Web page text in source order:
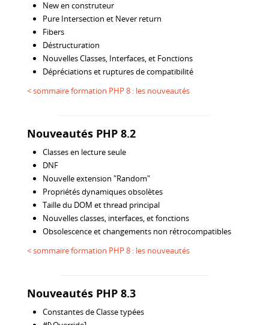
New en construteur
Pure Intersection et Never return
Fibers
Déstructuration
Nouvelles Classes, Interfaces, et Fonctions
Dépréciations et ruptures de compatibilité
< sommaire formation PHP 8 : les nouveautés
Nouveautés PHP 8.2
Classes en lecture seule
DNF
Nouvelle extension "Random"
Propriétés dynamiques obsolètes
Taille du DOM et thread principal
Nouvelles classes, interfaces, et fonctions
Obsolescence et changements non rétrocompatibles
< sommaire formation PHP 8 : les nouveautés
Nouveautés PHP 8.3
Constantes de Classe typées